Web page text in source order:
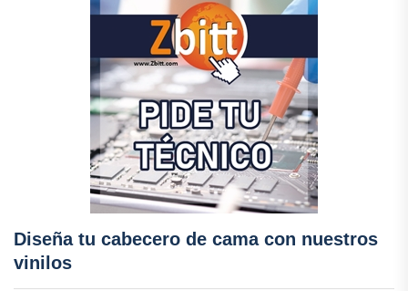
Diseña tu cabecero de cama con nuestros
vinilos